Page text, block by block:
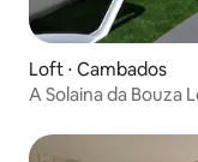
Loft ⋅ Cambados
A Solaina da Bouza